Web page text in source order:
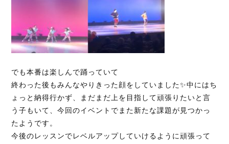
でも本番は楽しんで踊っていて
終わった後もみんなやりきった顔をしていました✨中にはち
ょっと納得行かず、まだまだ上を目指して頑張りたいと言
う子もいて、今回のイベントでまた新たな課題が見つかっ
たようです。
今後のレッスンでレベルアップしていけるように頑張って